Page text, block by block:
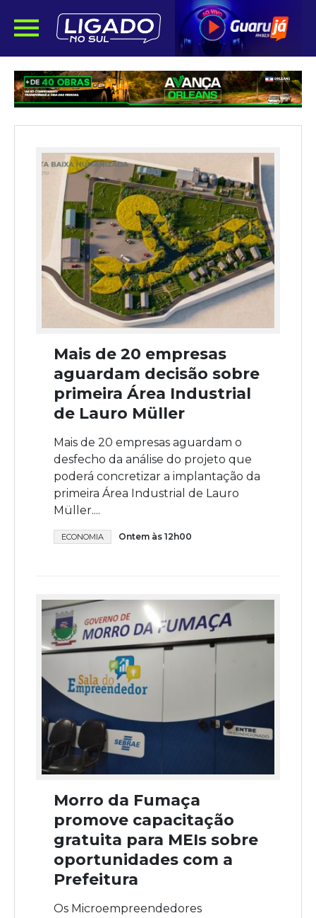
Mais de 20 empresas
aguardam decisão sobre
primeira Área Industrial
de Lauro Müller
Mais de 20 empresas aguardam o
desfecho da análise do projeto que
poderá concretizar a implantação da
primeira Área Industrial de Lauro
Müller....
ECONOMIA Ontem às 12h00
Morro da Fumaça
promove capacitação
gratuita para MEIs sobre
oportunidades com a
Prefeitura
Os Microempreendedores